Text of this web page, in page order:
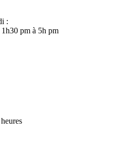
:
1h30 pm à 5h pm